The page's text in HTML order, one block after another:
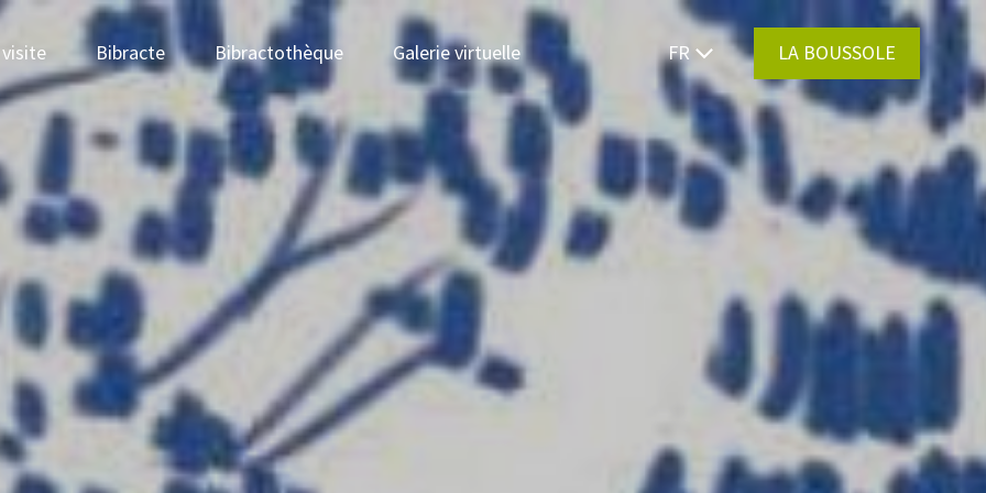
Bibracte Bibractothèque Galerie virtuelle FR LA BOUSSOLE